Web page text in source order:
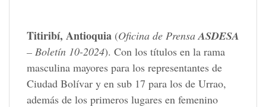
Titiribí, Antioquia (Oficina de Prensa ASDESA
– Boletín 10-2024). Con los títulos en la rama
masculina mayores para los representantes de
Ciudad Bolívar y en sub 17 para los de Urrao,
además de los primeros lugares en femenino